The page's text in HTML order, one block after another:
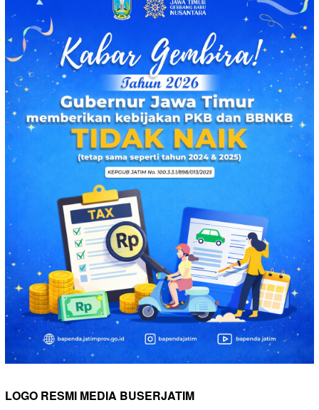
LOGO RESMI MEDIA BUSERJATIM